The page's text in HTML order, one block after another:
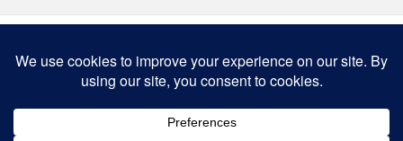
Zum Seitenanfang
Mobil Desktop